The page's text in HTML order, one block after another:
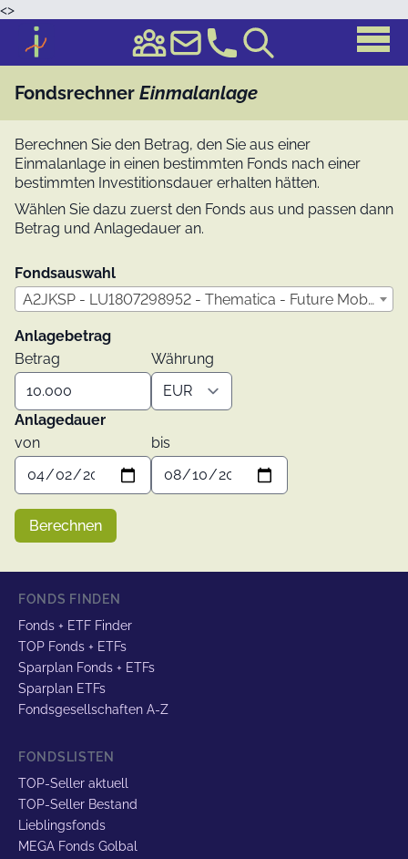
<>
Fondsrechner Einmalanlage
Berechnen Sie den Betrag, den Sie aus einer
Einmalanlage in einen bestimmten Fonds nach einer
bestimmten Investitionsdauer erhalten hätten.
Wählen Sie dazu zuerst den Fonds aus und passen dann
Betrag und Anlagedauer an.
Fondsauswahl
A2JKSP - LU1807298952 - Thematica - Future Mobility Retail USD Acc
Anlagebetrag
Betrag
Währung
Anlagedauer
von
bis
Berechnen
FONDS FINDEN
Fonds + ETF Finder
TOP Fonds + ETFs
Sparplan Fonds + ETFs
Sparplan ETFs
Fondsgesellschaften A-Z
FONDSLISTEN
TOP-Seller aktuell
TOP-Seller Bestand
Lieblingsfonds
MEGA Fonds Golbal